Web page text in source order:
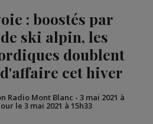
: boostés par
ski alpin, les
doublent
cet hiver
Radio Mont Blanc - 3 mai 2021 à
le 3 mai 2021 à 15h33